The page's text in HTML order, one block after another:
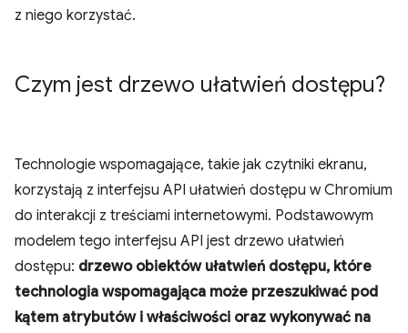
z niego korzystać.
Czym jest drzewo ułatwień dostępu?
Technologie wspomagające, takie jak czytniki ekranu,
korzystają z interfejsu API ułatwień dostępu w Chromium
do interakcji z treściami internetowymi. Podstawowym
modelem tego interfejsu API jest drzewo ułatwień
dostępu: drzewo obiektów ułatwień dostępu, które
technologia wspomagająca może przeszukiwać pod
kątem atrybutów i właściwości oraz wykonywać na